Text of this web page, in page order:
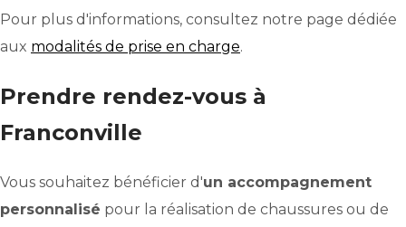
Pour plus d'informations, consultez notre page dédiée
aux modalités de prise en charge.
Prendre rendez-vous à
Franconville
Vous souhaitez bénéficier d'un accompagnement
personnalisé pour la réalisation de chaussures ou de